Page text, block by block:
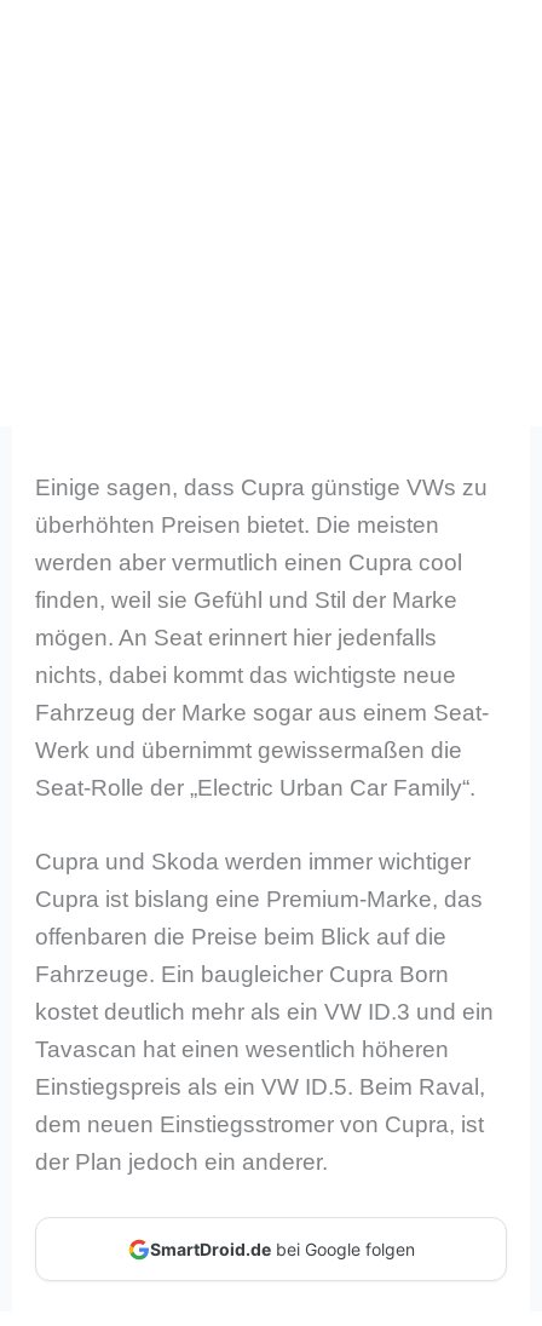
Einige sagen, dass Cupra günstige VWs zu
überhöhten Preisen bietet. Die meisten
werden aber vermutlich einen Cupra cool
finden, weil sie Gefühl und Stil der Marke
mögen. An Seat erinnert hier jedenfalls
nichts, dabei kommt das wichtigste neue
Fahrzeug der Marke sogar aus einem Seat-
Werk und übernimmt gewissermaßen die
Seat-Rolle der „Electric Urban Car Family“.
Cupra und Skoda werden immer wichtiger
Cupra ist bislang eine Premium-Marke, das
offenbaren die Preise beim Blick auf die
Fahrzeuge. Ein baugleicher Cupra Born
kostet deutlich mehr als ein VW ID.3 und ein
Tavascan hat einen wesentlich höheren
Einstiegspreis als ein VW ID.5. Beim Raval,
dem neuen Einstiegsstromer von Cupra, ist
der Plan jedoch ein anderer.
SmartDroid.debei Google folgen